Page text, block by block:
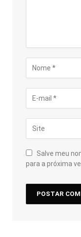
Salve meu
para a próxima